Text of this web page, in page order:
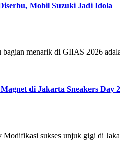
Mobil Suzuki Jadi Idola
menarik di GIIAS 2026
di Jakarta Sneakers Day
sukses unjuk gigi di